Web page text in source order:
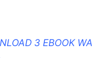
3 EBOOK WA